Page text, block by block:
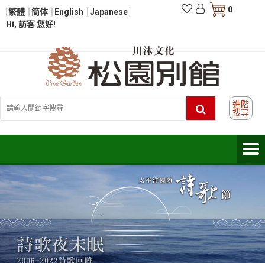
繁體 简体 English
Japanese
Hi, 訪客 您好!
0
進階
搜尋